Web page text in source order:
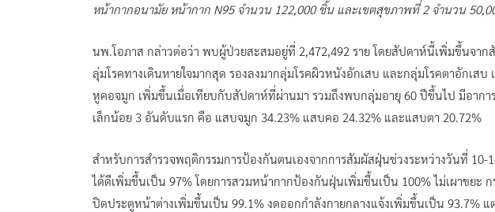
หน้ากากอนามัย หน้ากาก N95 จำนวน 122,000 ชิ้น และเขตสุขภาพที่ 2 จำนวน
นพ.โอภาส กล่าวต่อว่า พบผู้ป่วยสะสมอยู่ที่ 2,472,492 ราย โดยสัปดาห์นี้เพิ่มขึ้นจาก
ลุ่มโรคทางเดินหายใจมากสุด รองลงมากลุ่มโรคผิวหนังอักเสบ และกลุ่มโรคตาอักเส
หูคอจมูก เพิ่มขึ้นเมื่อเทียบกับสัปดาห์ที่ผ่านมา รวมถึงพบกลุ่มอายุ 60 ปีขึ้นไป มีอากา
เล็กน้อย 3 อันดับแรก คือ แสบจมูก 34.23% แสบคอ 24.32% และแสบตา 20.72%
สำหรับการสำรวจพฤติกรรมการป้องกันตนเองจากการสัมผัสฝุ่นช่วงระหว่างวันที่
ได้ดีเพิ่มขึ้นเป็น 97% โดยการสวมหน้ากากป้องกันฝุ่นเพิ่มขึ้นเป็น 100% ไม่เผาขยะ
ปิดประตูหน้าต่างเพิ่มขึ้นเป็น 99.1% งดออกกำลังกายกลางแจ้งเพิ่มขึ้นเป็น 93.7%